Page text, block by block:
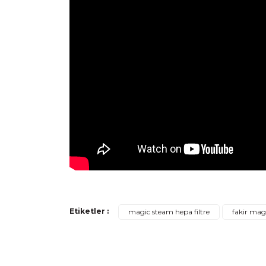
Görüş ve önerileriniz için teşekkür ederiz.
Etiketler : magic steam hepa filtre fakir